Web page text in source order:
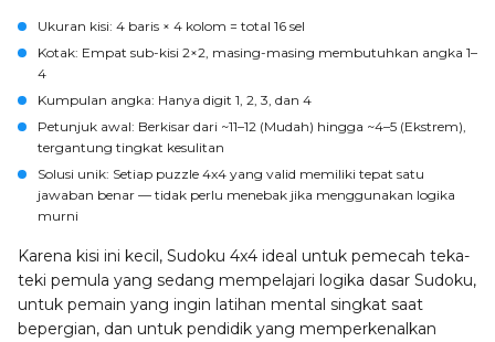
Ukuran kisi: 4 baris × 4 kolom = total 16 sel
Kotak: Empat sub-kisi 2×2, masing-masing membutuhkan angka 1–
4
Kumpulan angka: Hanya digit 1, 2, 3, dan 4
Petunjuk awal: Berkisar dari ~11–12 (Mudah) hingga ~4–5 (Ekstrem),
tergantung tingkat kesulitan
Solusi unik: Setiap puzzle 4x4 yang valid memiliki tepat satu
jawaban benar — tidak perlu menebak jika menggunakan logika
murni
Karena kisi ini kecil, Sudoku 4x4 ideal untuk pemecah teka-
teki pemula yang sedang mempelajari logika dasar Sudoku,
untuk pemain yang ingin latihan mental singkat saat
bepergian, dan untuk pendidik yang memperkenalkan